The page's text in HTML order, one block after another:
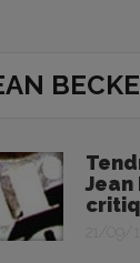
Jean